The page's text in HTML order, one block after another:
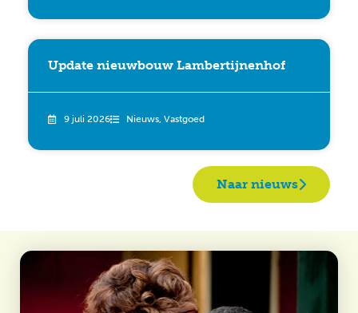
Update nieuwbouw Lambertijnenhof
9 juli 2026 Nieuws, Vastgoed
Naar nieuws